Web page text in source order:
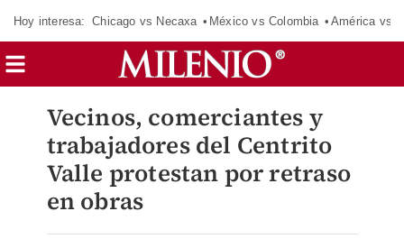
Hoy interesa: Chicago vs Necaxa México vs Colombia América vs
Vecinos, comerciantes y
trabajadores del Centrito
Valle protestan por retraso
en obras